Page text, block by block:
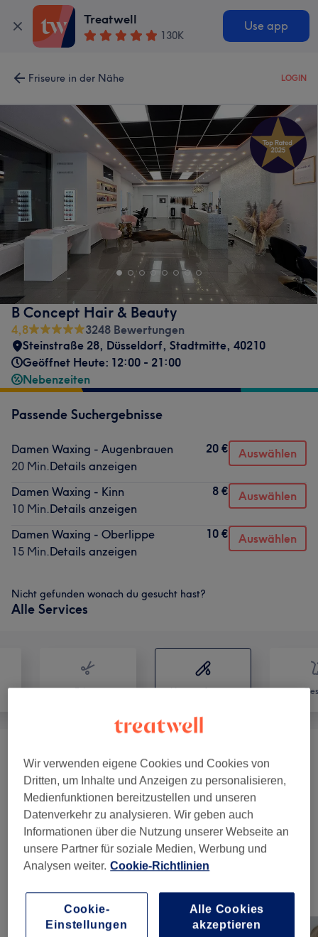
Treatwell
130K
Use app
Friseure in der Nähe LOGIN
B Concept Hair & Beauty
4,8
3248 Bewertungen
Steinstraße 28, Düsseldorf, Stadtmitte, 40210
Geöffnet Heute: 12:00 - 21:00
Nebenzeiten
Passende Suchergebnisse
Damen Waxing - Augenbrauen
20 Min.Details anzeigen
20 € Auswählen
Damen Waxing - Kinn
10 Min.Details anzeigen
8 € Auswählen
Damen Waxing - Oberlippe
15 Min.Details anzeigen
10 € Auswählen
Nicht gefunden wonach du gesucht hast?
Alle Services
Friseur Haarentfernung
Augenbrauen & Wimpern / Eyebrows &
Eyelashes
(6 )
ab 6 €
Damen - Waxing ( 13) ab 8 €
Herren - Waxing (1 ) 10 €
Unsere Arbeit
Bild anklicken für weitere Details
Wir verwenden eigene Cookies und Cookies von
Dritten, um Inhalte und Anzeigen zu personalisieren,
Medienfunktionen bereitzustellen und unseren
Datenverkehr zu analysieren. Wir geben auch
Informationen über die Nutzung unserer Webseite an
unsere Partner für soziale Medien, Werbung und
Analysen weiter. Cookie-Richtlinien
Cookie-
Einstellungen
Alle Cookies
akzeptieren